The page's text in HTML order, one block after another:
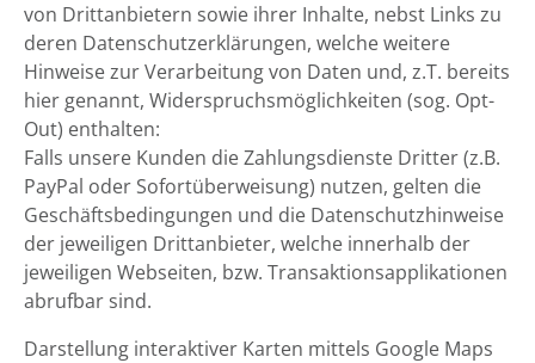
von Drittanbietern sowie ihrer Inhalte, nebst Links zu
deren Datenschutzerklärungen, welche weitere
Hinweise zur Verarbeitung von Daten und, z.T. bereits
hier genannt, Widerspruchsmöglichkeiten (sog. Opt-
Out) enthalten:
Falls unsere Kunden die Zahlungsdienste Dritter (z.B.
PayPal oder Sofortüberweisung) nutzen, gelten die
Geschäftsbedingungen und die Datenschutzhinweise
der jeweiligen Drittanbieter, welche innerhalb der
jeweiligen Webseiten, bzw. Transaktionsapplikationen
abrufbar sind.
Darstellung interaktiver Karten mittels Google Maps